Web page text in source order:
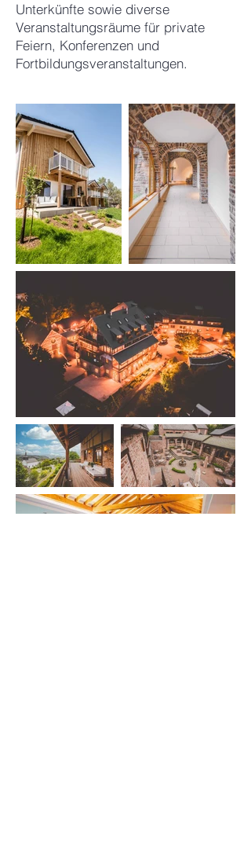
Unterkünfte sowie diverse
Veranstaltungsräume für private
Feiern, Konferenzen und
Fortbildungsveranstaltungen.